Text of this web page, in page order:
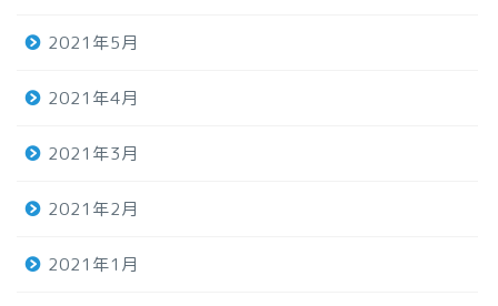
2021年5月
2021年4月
2021年3月
2021年2月
2021年1月